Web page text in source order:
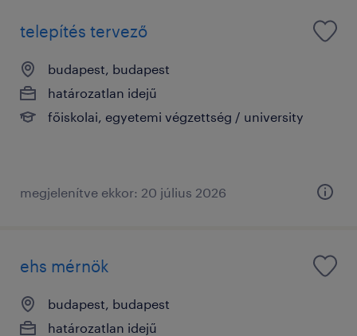
telepítés tervező
budapest, budapest
határozatlan idejű
főiskolai, egyetemi végzettség / university
megjelenítve ekkor: 20 július 2026
ehs mérnök
budapest, budapest
határozatlan idejű